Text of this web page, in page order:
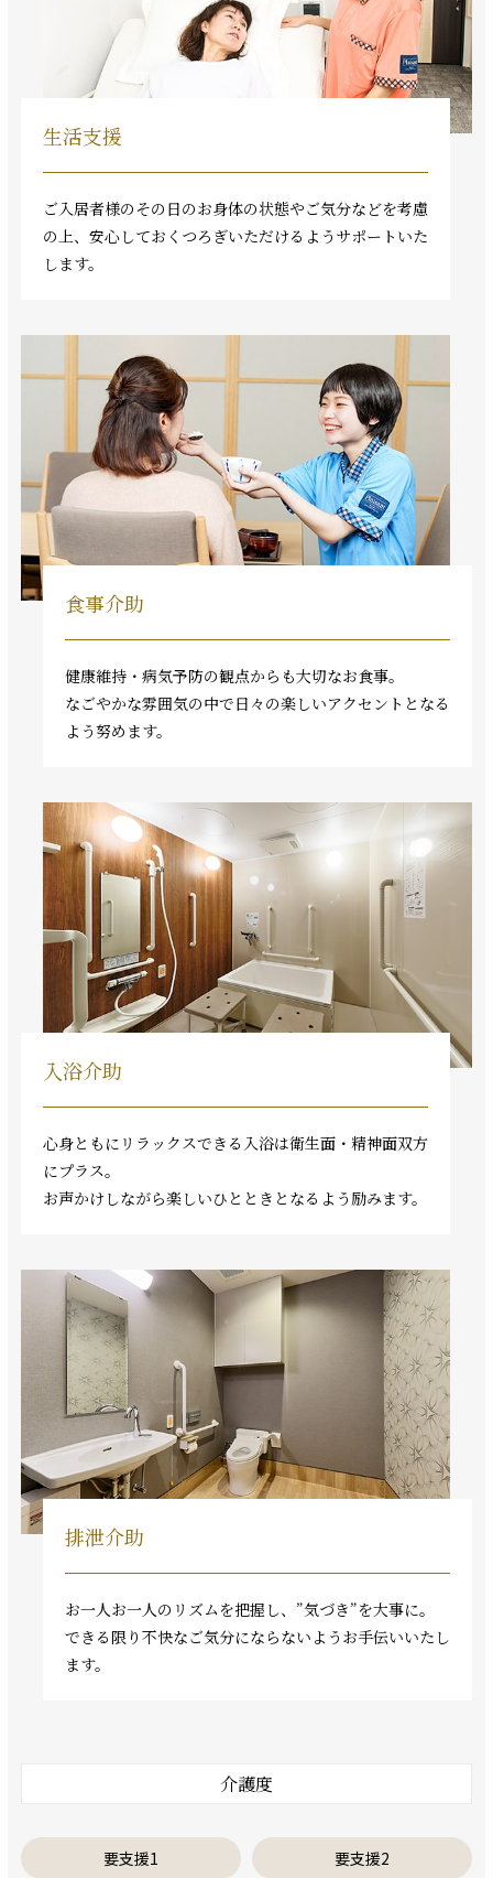
生活支援
ご入居者様のその日のお身体の状態やご気分などを考慮
の上、安心しておくつろぎいただけるようサポートいた
します。
食事介助
健康維持・病気予防の観点からも大切なお食事。
なごやかな雰囲気の中で日々の楽しいアクセントとなる
よう努めます。
入浴介助
心身ともにリラックスできる入浴は衛生面・精神面双方
にプラス。
お声かけしながら楽しいひとときとなるよう励みます。
排泄介助
お一人お一人のリズムを把握し、”気づき”を大事に。
できる限り不快なご気分にならないようお手伝いいたし
ます。
介護度
要支援1 要支援2